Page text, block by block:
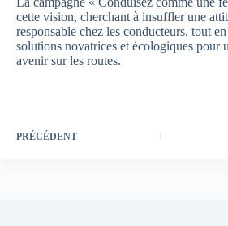
cette vision, cherchant à insuffler une
responsable chez les conducteurs, tout
solutions novatrices et écologiques pour
avenir sur les routes.
PRÉCÉDENT